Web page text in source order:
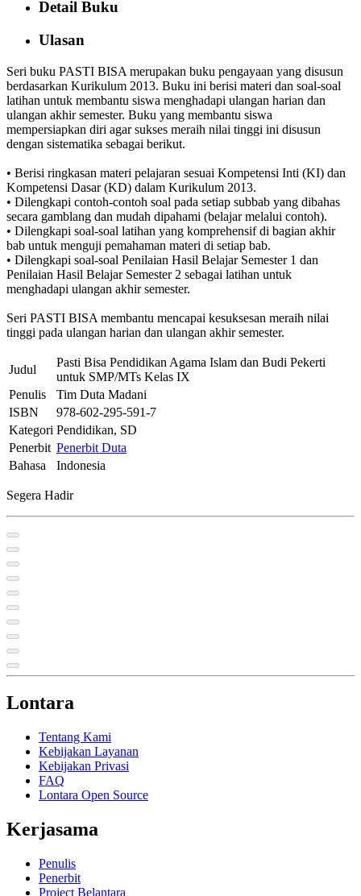
Detail Buku
Ulasan
Seri buku PASTI BISA merupakan buku pengayaan yang disusun
berdasarkan Kurikulum 2013. Buku ini berisi materi dan soal-soal
latihan untuk membantu siswa menghadapi ulangan harian dan
ulangan akhir semester. Buku yang membantu siswa
mempersiapkan diri agar sukses meraih nilai tinggi ini disusun
dengan sistematika sebagai berikut.
• Berisi ringkasan materi pelajaran sesuai Kompetensi Inti (KI) dan
Kompetensi Dasar (KD) dalam Kurikulum 2013.
• Dilengkapi contoh-contoh soal pada setiap subbab yang dibahas
secara gamblang dan mudah dipahami (belajar melalui contoh).
• Dilengkapi soal-soal latihan yang komprehensif di bagian akhir
bab untuk menguji pemahaman materi di setiap bab.
• Dilengkapi soal-soal Penilaian Hasil Belajar Semester 1 dan
Penilaian Hasil Belajar Semester 2 sebagai latihan untuk
menghadapi ulangan akhir semester.
Seri PASTI BISA membantu mencapai kesuksesan meraih nilai
tinggi pada ulangan harian dan ulangan akhir semester.
Judul
Pasti Bisa Pendidikan Agama Islam dan Budi Pekerti
untuk SMP/MTs Kelas IX
Penulis
Tim Duta Madani
ISBN
978-602-295-591-7
Kategori Pendidikan, SD
Penerbit Penerbit Duta
Bahasa
Indonesia
Segera Hadir
Lontara
Tentang Kami
Kebijakan Layanan
Kebijakan Privasi
FAQ
Lontara Open Source
Kerjasama
Penulis
Penerbit
Project Belantara